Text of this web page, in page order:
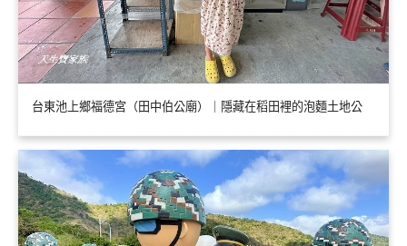
台東池上鄉福德宮（田中伯公廟）｜隱藏在稻田裡的泡麵土地公